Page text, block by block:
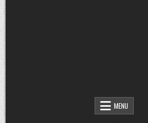
MENU